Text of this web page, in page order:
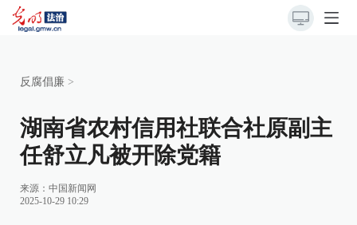
反腐倡廉 >
湖南省农村信用社联合社原副主
任舒立凡被开除党籍
来源： 中国新闻网
2025-10-29 10:29